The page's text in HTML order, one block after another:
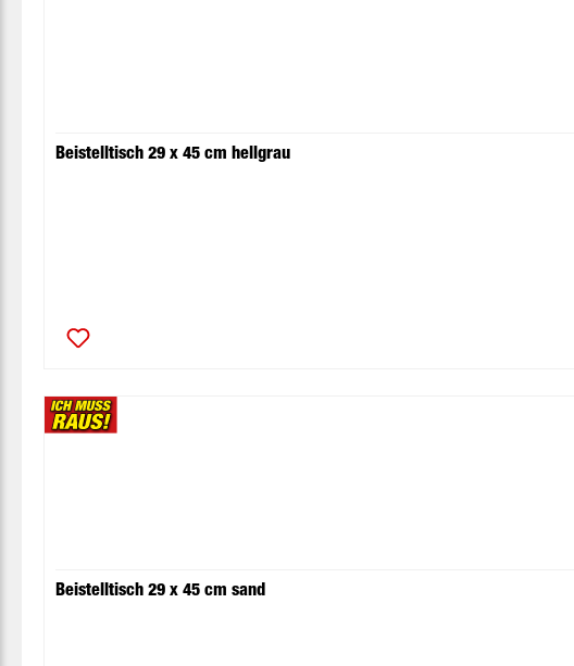
Beistelltisch 29 x 45 cm hellgrau
Beistelltisch 29 x 45 cm sand